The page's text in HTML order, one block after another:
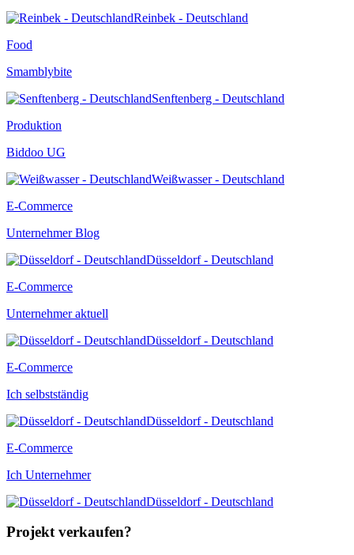
Reinbek - Deutschland
Food
Smamblybite
Senftenberg - Deutschland
Produktion
Biddoo UG
Weißwasser - Deutschland
E-Commerce
Unternehmer Blog
Düsseldorf - Deutschland
E-Commerce
Unternehmer aktuell
Düsseldorf - Deutschland
E-Commerce
Ich selbstständig
Düsseldorf - Deutschland
E-Commerce
Ich Unternehmer
Düsseldorf - Deutschland
Projekt verkaufen?